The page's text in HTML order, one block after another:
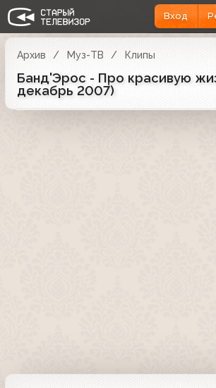
Вход
Архив Муз-ТВ Клипы
Банд'Эрос - Про красивую
декабрь 2007)